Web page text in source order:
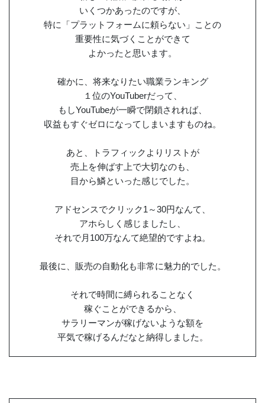
いくつかあったのですが、
特に「プラットフォームに頼らない」ことの
重要性に気づくことができて
よかったと思います。
確かに、将来なりたい職業ランキング
１位のYouTuberだって、
もしYouTubeが一瞬で閉鎖されれば、
収益もすぐゼロになってしまいますものね。
あと、トラフィックよりリストが
売上を伸ばす上で大切なのも、
目から鱗といった感じでした。
アドセンスでクリック1～30円なんて、
アホらしく感じましたし、
それで月100万なんて絶望的ですよね。
最後に、販売の自動化も非常に魅力的でした。
それで時間に縛られることなく
稼ぐことができるから、
サラリーマンが稼げないような額を
平気で稼げるんだなと納得しました。